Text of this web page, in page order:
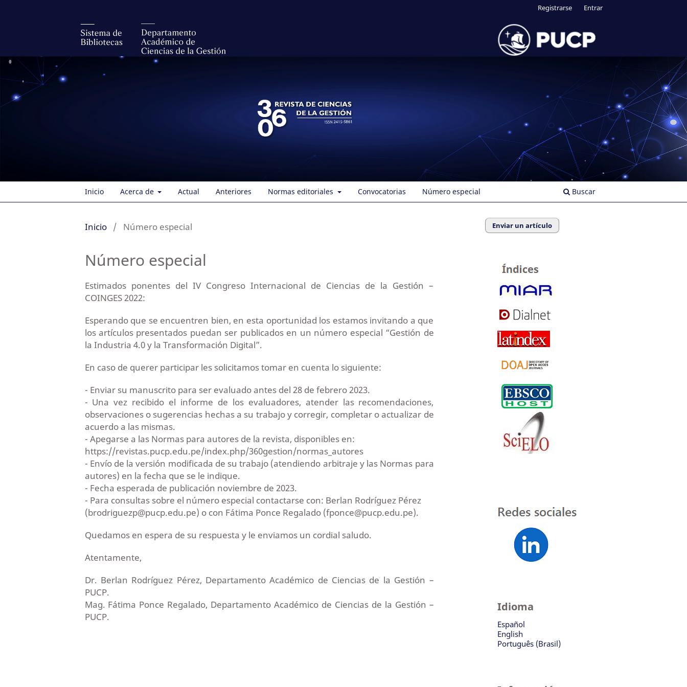
Inicio Acerca de Actual Anteriores Normas editoriales Convocatorias Número especial Buscar
Registrarse Entrar
Inicio / Número especial
Número especial
Estimados ponentes del IV Congreso Internacional de Ciencias de la Gestión –
COINGES 2022:
Esperando que se encuentren bien, en esta oportunidad los estamos invitando a que
los artículos presentados puedan ser publicados en un número especial “Gestión de
la Industria 4.0 y la Transformación Digital”.
En caso de querer participar les solicitamos tomar en cuenta lo siguiente:
- Enviar su manuscrito para ser evaluado antes del 28 de febrero 2023.
- Una vez recibido el informe de los evaluadores, atender las recomendaciones,
observaciones o sugerencias hechas a su trabajo y corregir, completar o actualizar de
acuerdo a las mismas.
- Apegarse a las Normas para autores de la revista, disponibles en:
https://revistas.pucp.edu.pe/index.php/360gestion/normas_autores
- Envío de la versión modificada de su trabajo (atendiendo arbitraje y las Normas para
autores) en la fecha que se le indique.
- Fecha esperada de publicación noviembre de 2023.
- Para consultas sobre el número especial contactarse con: Berlan Rodríguez Pérez
(brodriguezp@pucp.edu.pe) o con Fátima Ponce Regalado (fponce@pucp.edu.pe).
Quedamos en espera de su respuesta y le enviamos un cordial saludo.
Atentamente,
Dr. Berlan Rodríguez Pérez, Departamento Académico de Ciencias de la Gestión –
PUCP.
Mag. Fátima Ponce Regalado, Departamento Académico de Ciencias de la Gestión –
PUCP.
Enviar un artículo
Idioma
Español
English
Português (Brasil)